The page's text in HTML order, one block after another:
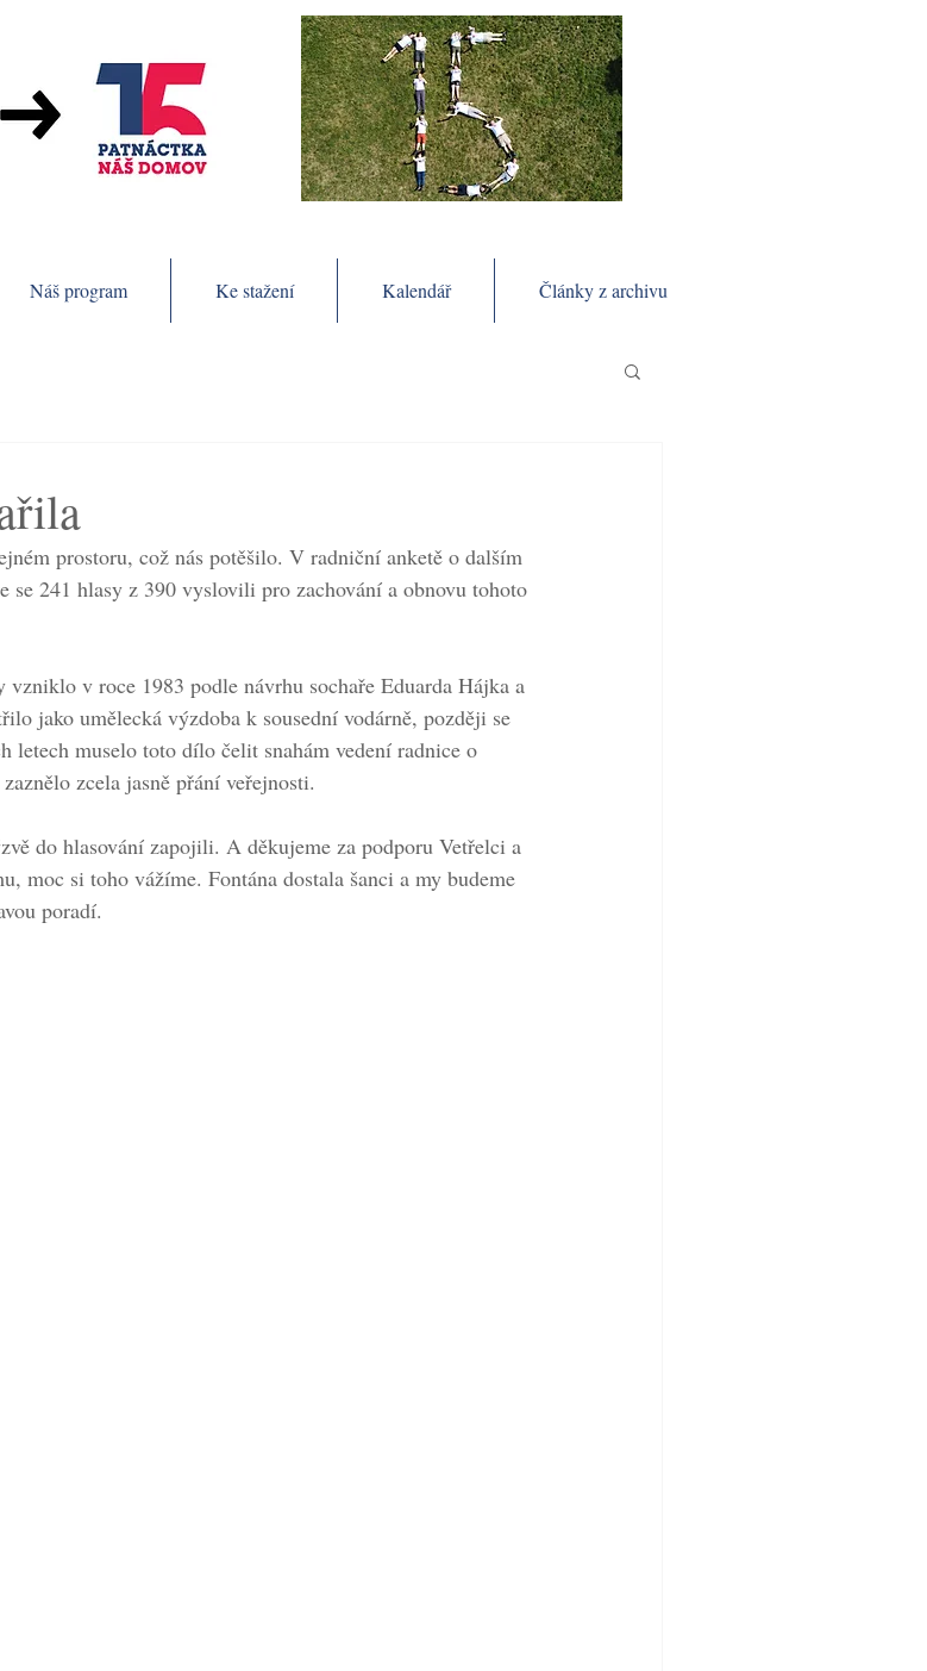
Náš program Ke stažení Kalendář Články z archivu
prostoru, což nás potěšilo. V radniční anketě o dalším
se 241 hlasy z 390 vyslovili pro zachování a obnovu tohoto
v roce 1983 podle návrhu sochaře Eduarda Hájka a
jako umělecká výzdoba k sousední vodárně, později se
letech muselo toto dílo čelit snahám vedení radnice o
zcela jasně přání veřejnosti.
do hlasování zapojili. A děkujeme za podporu Vetřelci a
moc si toho vážíme. Fontána dostala šanci a my budeme
poradí.